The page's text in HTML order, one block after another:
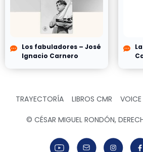
Los fabuladores – José
Ignacio Carnero
TRAYECTORÍA LIBROS CMR VOICE
© CÉSAR MIGUEL RONDÓN,